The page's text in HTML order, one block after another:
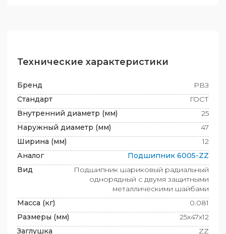
Технические характеристики
Бренд
РВЗ
Стандарт
ГОСТ
Внутренний диаметр (мм)
25
Наружный диаметр (мм)
47
Ширина (мм)
12
Аналог
Подшипник 6005-ZZ
Вид
Подшипник шариковый радиальный
однорядный с двумя защитными
металлическими шайбами
Масса (кг)
0.081
Размеры (мм)
25x47x12
Заглушка
ZZ